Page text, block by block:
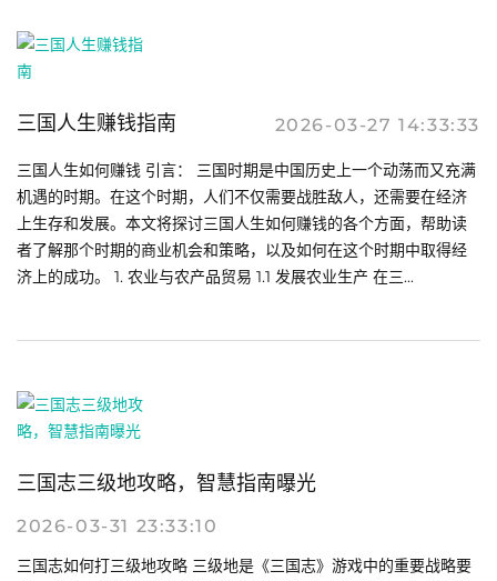
三国人生赚钱指南 2026-03-27 14:33:33
三国人生如何赚钱 引言： 三国时期是中国历史上一个动荡而又充满
机遇的时期。在这个时期，人们不仅需要战胜敌人，还需要在经济
上生存和发展。本文将探讨三国人生如何赚钱的各个方面，帮助读
者了解那个时期的商业机会和策略，以及如何在这个时期中取得经
济上的成功。 1. 农业与农产品贸易 1.1 发展农业生产 在三...
三国志三级地攻略，智慧指南曝光
2026-03-31 23:33:10
三国志如何打三级地攻略 三级地是《三国志》游戏中的重要战略要